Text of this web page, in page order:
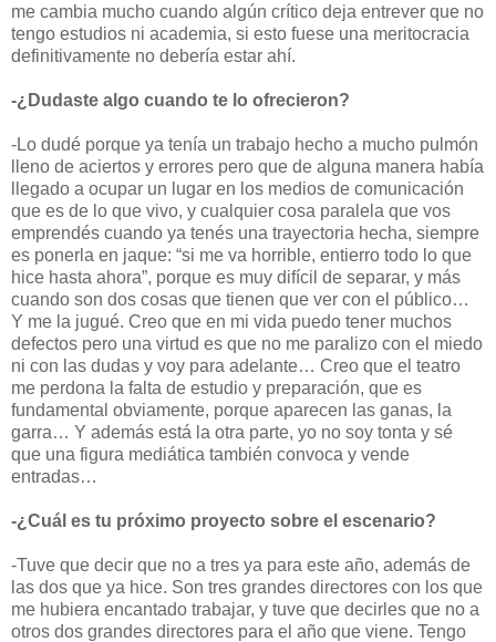
me cambia mucho cuando algún crítico deja entrever que no
tengo estudios ni academia, si esto fuese una meritocracia
definitivamente no debería estar ahí.
-¿Dudaste algo cuando te lo ofrecieron?
-Lo dudé porque ya tenía un trabajo hecho a mucho pulmón
lleno de aciertos y errores pero que de alguna manera había
llegado a ocupar un lugar en los medios de comunicación
que es de lo que vivo, y cualquier cosa paralela que vos
emprendés cuando ya tenés una trayectoria hecha, siempre
es ponerla en jaque: “si me va horrible, entierro todo lo que
hice hasta ahora”, porque es muy difícil de separar, y más
cuando son dos cosas que tienen que ver con el público…
Y me la jugué. Creo que en mi vida puedo tener muchos
defectos pero una virtud es que no me paralizo con el miedo
ni con las dudas y voy para adelante… Creo que el teatro
me perdona la falta de estudio y preparación, que es
fundamental obviamente, porque aparecen las ganas, la
garra… Y además está la otra parte, yo no soy tonta y sé
que una figura mediática también convoca y vende
entradas…
-¿Cuál es tu próximo proyecto sobre el escenario?
-Tuve que decir que no a tres ya para este año, además de
las dos que ya hice. Son tres grandes directores con los que
me hubiera encantado trabajar, y tuve que decirles que no a
otros dos grandes directores para el año que viene. Tengo